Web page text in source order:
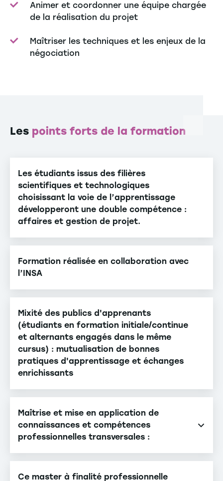
Animer et coordonner une équipe chargée
de la réalisation du projet
Maîtriser les techniques et les enjeux de la
négociation
Les points forts de la formation
Les étudiants issus des filières
scientifiques et technologiques
choisissant la voie de l’apprentissage
développeront une double compétence :
affaires et gestion de projet.
Formation réalisée en collaboration avec
l’INSA
Mixité des publics d'apprenants
(étudiants en formation initiale/continue
et alternants engagés dans le même
cursus) : mutualisation de bonnes
pratiques d'apprentissage et échanges
enrichissants
Maîtrise et mise en application de
connaissances et compétences
professionnelles transversales :
Compétences managériales, aptitudes à animer,
coordonner et à travailler en équipe, à impliquer
Ce master à finalité professionnelle